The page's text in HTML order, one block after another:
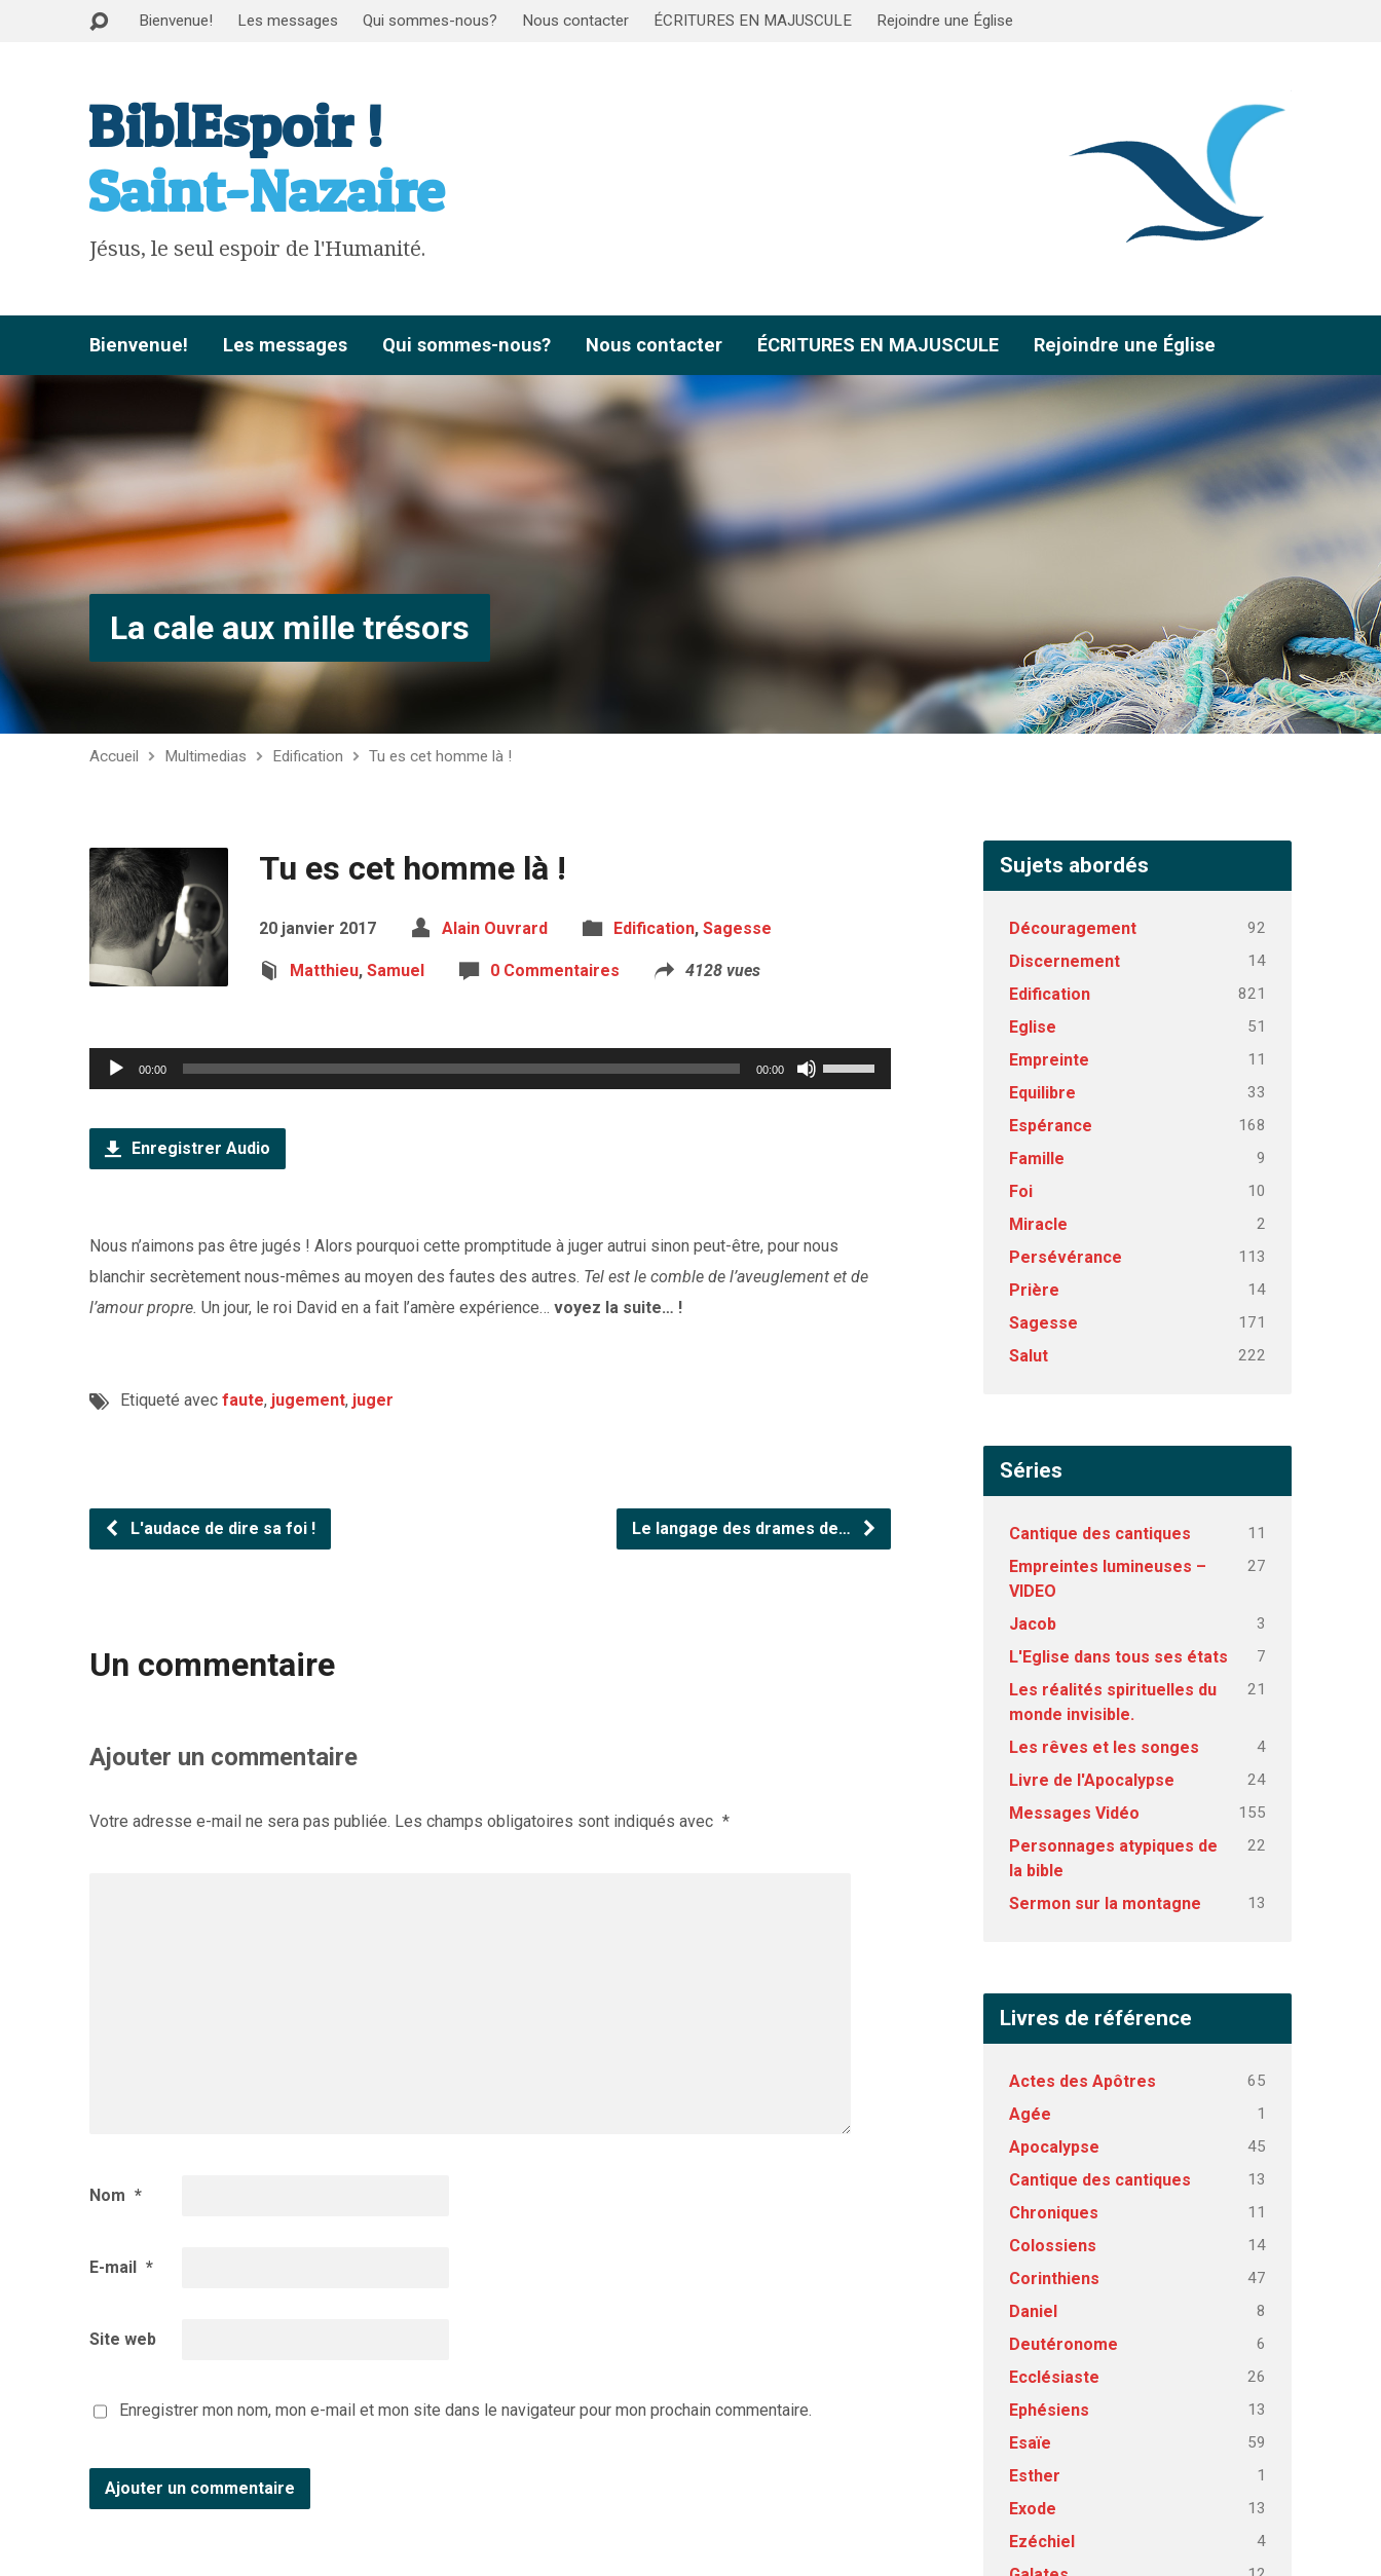
Bienvenue! Les messages Qui sommes-nous? Nous contacter ÉCRITURES EN MAJUSCULE Rejoindre une Église
BiblEspoir !
Saint-Nazaire
Jésus, le seul espoir de l'Humanité.
Bienvenue! Les messages Qui sommes-nous? Nous contacter ÉCRITURES EN MAJUSCULE Rejoindre une Église
La cale aux mille trésors
Accueil Multimedias Edification Tu es cet homme là !
Tu es cet homme là !
20 janvier 2017 Alain Ouvrard Edification, Sagesse
Matthieu, Samuel 0 Commentaires 4128 vues
Lecteur
audio
00:00 00:00
Utilisez
les
ou
diminuer
Enregistrer Audio
Nous n’aimons pas être jugés ! Alors pourquoi cette promptitude à juger autrui sinon peut-être, pour nous
blanchir secrètement nous-mêmes au moyen des fautes des autres. Tel est le comble de l’aveuglement et de
l’amour propre. Un jour, le roi David en a fait l’amère expérience… voyez la suite… !
Etiqueté avec faute, jugement, juger
L'audace de dire sa foi ! Le langage des drames de…
Un commentaire
Ajouter un commentaire
Votre adresse e-mail ne sera pas publiée. Les champs obligatoires sont indiqués avec *
Nom *
E-mail *
Site web
Enregistrer mon nom, mon e-mail et mon site dans le navigateur pour mon prochain commentaire.
Sujets abordés
Découragement 92
Discernement 14
Edification 821
Eglise 51
Empreinte 11
Equilibre 33
Espérance 168
Famille 9
Foi 10
Miracle 2
Persévérance 113
Prière 14
Sagesse 171
Salut 222
Séries
Cantique des cantiques 11
Empreintes lumineuses –
VIDEO
27
Jacob 3
L'Eglise dans tous ses états 7
Les réalités spirituelles du
monde invisible.
21
Les rêves et les songes 4
Livre de l'Apocalypse 24
Messages Vidéo 155
Personnages atypiques de
la bible
22
Sermon sur la montagne 13
Livres de référence
Actes des Apôtres 65
Agée 1
Apocalypse 45
Cantique des cantiques 13
Chroniques 11
Colossiens 14
Corinthiens 47
Daniel 8
Deutéronome 6
Ecclésiaste 26
Ephésiens 13
Esaïe 59
Esther 1
Exode 13
Ezéchiel 4